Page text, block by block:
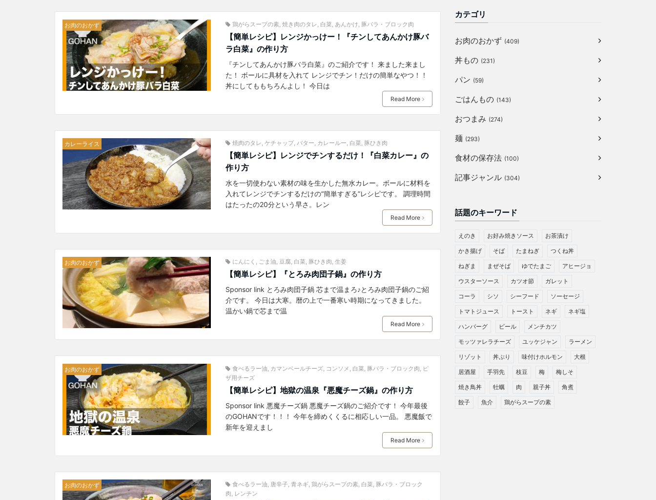
お肉のおかず 鶏がらスープの素, 焼き肉のタレ 白菜, あんかけ 豚バラ・ブロック肉
【簡単レシピ】レンジかっけー！『チンしてあんかけ豚バ
ラ白菜』の作り方
『チンしてあんかけ豚バラ白菜』のご紹介です！ 来ました来まし
た！ ボールに具材を入れて レンジでチン！だけの簡単なやつ！！
丼にしてももちろんよし！ 今日は
Read More
カレーライス 焼肉のタレ ケチャップ, バター カレールー 白菜, 豚ひき肉
【簡単レシピ】レンジでチンするだけ！『白菜カレー』の
作り方
水を一切使わない素材の味を生かした無水カレー。ボールに材料を
入れてレンジでチンするだけの“簡単すぎる”レシピです。 調理時間
はたったの20分という早さ。レン
Read More
お肉のおかず にんにく , ごま油, 豆腐, 白菜, 豚ひき肉, 生姜
【簡単レシピ】『とろみ肉団子鍋』の作り方
Sponsor link とろみ肉団子鍋 芯まで温まろ♪とろみ肉団子鍋のご紹
介です。 今日は大寒。暦の上で一番寒い時期になってきました。
温かい鍋で芯まで温
Read More
お肉のおかず 食べるラー油 カマンベールチーズ, コンソメ 白菜, 豚バラ・ブロック肉 ピ
ザ用チーズ
【簡単レシピ】地獄の温泉『悪魔チーズ鍋』の作り方
Sponsor link 悪魔チーズ鍋 悪魔チーズ鍋のご紹介です！ 今年最後
のGOHANです！！！ 今年を締めくくるに相応しい一品。 悪魔飯で
新年を迎えまし
Read More
お肉のおかず 食べるラー油 唐辛子, 青ネギ, 鶏がらスープの素, 白菜, 豚バラ・ブロック
肉 レンチン
カテゴリ
お肉のおかず (409)
丼もの (231)
パン (59)
ごはんもの (143)
おつまみ (274)
麺 (293)
食材の保存法 (100)
記事ジャンル (304)
話題のキーワード
えのき お好み焼きソース お茶漬け
かき揚げ そば たまねぎ つくね丼
ねぎま まぜそば ゆでたまご アヒージョ
ウスターソース カツオ節 ガレット
コーラ シソ シーフード ソーセージ
トマトジュース トースト ネギ ネギ塩
ハンバーグ ビール メンチカツ
モッツァレラチーズ ユッケジャン ラーメン
リゾット 丼ぶり 味付けホルモン 大根
居酒屋 手羽先 枝豆 梅 梅しそ
焼き鳥丼 牡蠣 肉 親子丼 角煮
餃子 魚介 鶏がらスープの素